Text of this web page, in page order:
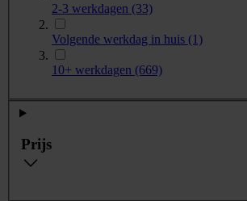
2-3 werkdagen (33)
Volgende werkdag in huis (1)
10+ werkdagen (669)
Prijs